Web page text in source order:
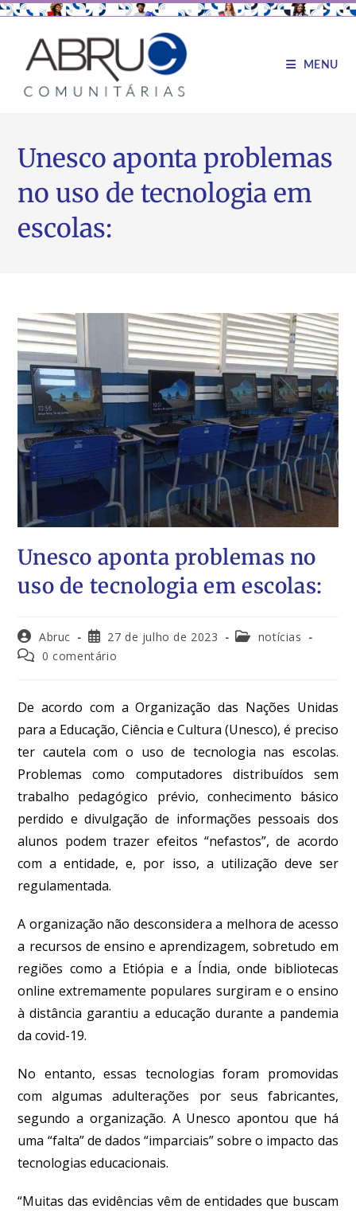
MENU
Unesco aponta problemas
no uso de tecnologia em
escolas:
Unesco aponta problemas no
uso de tecnologia em escolas:
Abruc 27 de julho de 2023
notícias
0 comentário
De acordo com a Organização das Nações Unidas
para a Educação, Ciência e Cultura (Unesco), é preciso
ter cautela com o uso de tecnologia nas escolas.
Problemas como computadores distribuídos sem
trabalho pedagógico prévio, conhecimento básico
perdido e divulgação de informações pessoais dos
alunos podem trazer efeitos “nefastos”, de acordo
com a entidade, e, por isso, a utilização deve ser
regulamentada.
A organização não desconsidera a melhora de acesso
a recursos de ensino e aprendizagem, sobretudo em
regiões como a Etiópia e a Índia, onde bibliotecas
online extremamente populares surgiram e o ensino
à distância garantiu a educação durante a pandemia
da covid-19.
No entanto, essas tecnologias foram promovidas
com algumas adulterações por seus fabricantes,
segundo a organização. A Unesco apontou que há
uma “falta” de dados “imparciais” sobre o impacto das
tecnologias educacionais.
“Muitas das evidências vêm de entidades que buscam